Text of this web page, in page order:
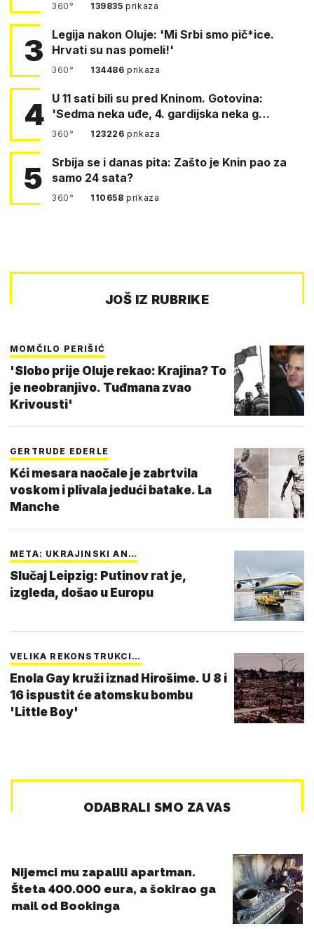
360° 139835prikaza
3
Legija nakon Oluje: 'Mi Srbi smo pič*ice.
Hrvati su nas pomeli!'
360° 134486prikaza
4 U 11 sati bili su pred Kninom. Gotovina:
'Sedma neka uđe, 4. gardijska neka g…
360° 123226prikaza
5
Srbija se i danas pita: Zašto je Knin pao za
samo 24 sata?
360° 110658prikaza
JOŠ IZ RUBRIKE
MOMČILO PERIŠIĆ
'Slobo prije Oluje rekao: Krajina? To
je neobranjivo. Tuđmana zvao
Krivousti'
GERTRUDE EDERLE
Kći mesara naočale je zabrtvila
voskom i plivala jedući batake. La
Manche
META: UKRAJINSKI AN…
Slučaj Leipzig: Putinov rat je,
izgleda, došao u Europu
VELIKA REKONSTRUKCI…
Enola Gay kruži iznad Hirošime. U 8 i
16 ispustit će atomsku bombu
'Little Boy'